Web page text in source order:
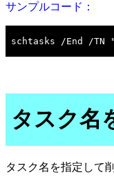
サンプルコード：
タスク名
タスク名を指定して